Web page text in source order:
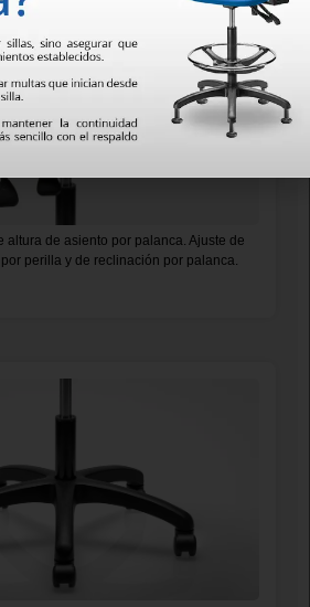
altura de asiento por palanca. Ajuste de
perilla y de reclinación por palanca.